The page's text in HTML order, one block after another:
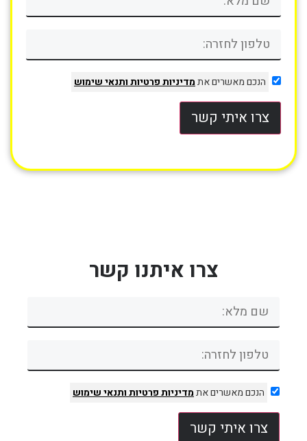
הנכם מאשרים אתמדיניות פרטיותותנאי שימוש
צרו איתי קשר
צרו איתנו קשר
הנכם מאשרים אתמדיניות פרטיותותנאי שימוש
צרו איתי קשר